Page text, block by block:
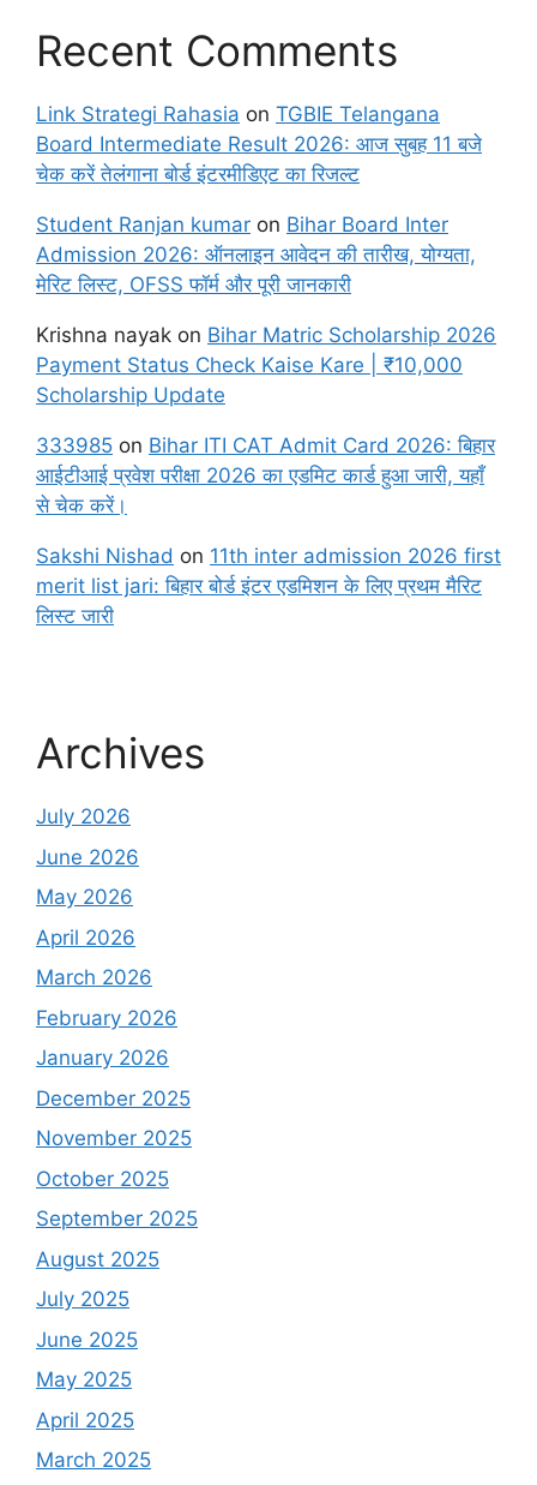
Recent Comments
Link Strategi Rahasia on TGBIE Telangana
Board Intermediate Result 2026: आज सुबह 11 बजे
चेक करें तेलंगाना बोर्ड इंटरमीडिएट का रिजल्ट
Student Ranjan kumar on Bihar Board Inter
Admission 2026: ऑनलाइन आवेदन की तारीख, योग्यता,
मेरिट लिस्ट, OFSS फॉर्म और पूरी जानकारी
Krishna nayak on Bihar Matric Scholarship 2026
Payment Status Check Kaise Kare | ₹10,000
Scholarship Update
333985 on Bihar ITI CAT Admit Card 2026: बिहार
आईटीआई प्रवेश परीक्षा 2026 का एडमिट कार्ड हुआ जारी, यहाँ
से चेक करें।
Sakshi Nishad on 11th inter admission 2026 first
merit list jari: बिहार बोर्ड इंटर एडमिशन के लिए प्रथम मैरिट
लिस्ट जारी
Archives
July 2026
June 2026
May 2026
April 2026
March 2026
February 2026
January 2026
December 2025
November 2025
October 2025
September 2025
August 2025
July 2025
June 2025
May 2025
April 2025
March 2025